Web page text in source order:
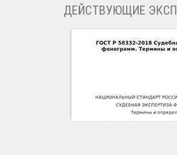
ДЕЙСТВУЮЩИЕ